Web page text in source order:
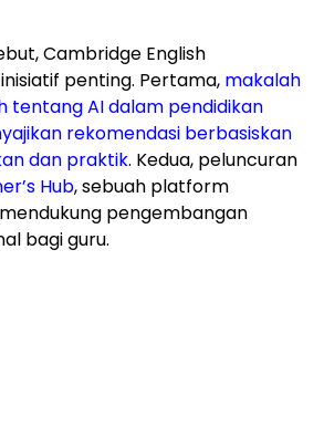
Cambridge English
penting. Pertama, makalah
tentang AI dalam pendidikan
rekomendasi berbasiskan
dan praktik. Kedua, peluncuran
Hub, sebuah platform
pengembangan
bagi guru.